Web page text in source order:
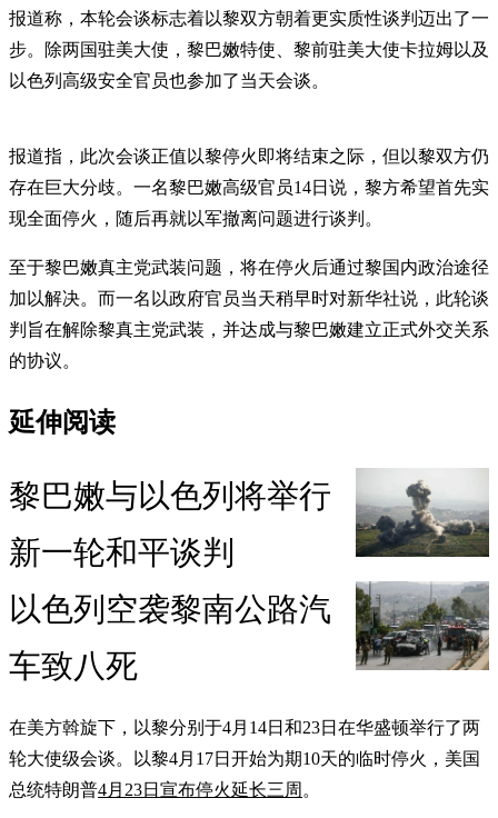
报道称，本轮会谈标志着以黎双方朝着更实质性谈判迈出了一
步。除两国驻美大使，黎巴嫩特使、黎前驻美大使卡拉姆以及
以色列高级安全官员也参加了当天会谈。
报道指，此次会谈正值以黎停火即将结束之际，但以黎双方仍
存在巨大分歧。一名黎巴嫩高级官员14日说，黎方希望首先实
现全面停火，随后再就以军撤离问题进行谈判。
至于黎巴嫩真主党武装问题，将在停火后通过黎国内政治途径
加以解决。而一名以政府官员当天稍早时对新华社说，此轮谈
判旨在解除黎真主党武装，并达成与黎巴嫩建立正式外交关系
的协议。
延伸阅读
黎巴嫩与以色列将举行
新一轮和平谈判
以色列空袭黎南公路汽
车致八死
在美方斡旋下，以黎分别于4月14日和23日在华盛顿举行了两
轮大使级会谈。以黎4月17日开始为期10天的临时停火，美国
总统特朗普4月23日宣布停火延长三周。